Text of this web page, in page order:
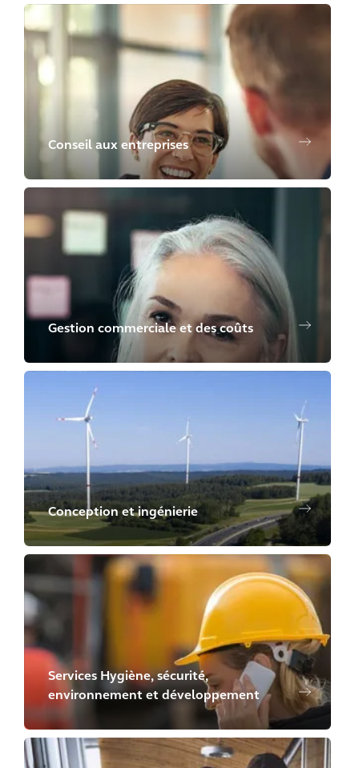
Conseil aux entreprises
Gestion commerciale et des coûts
Conception et ingénierie
Services Hygiène, sécurité,
environnement et développement